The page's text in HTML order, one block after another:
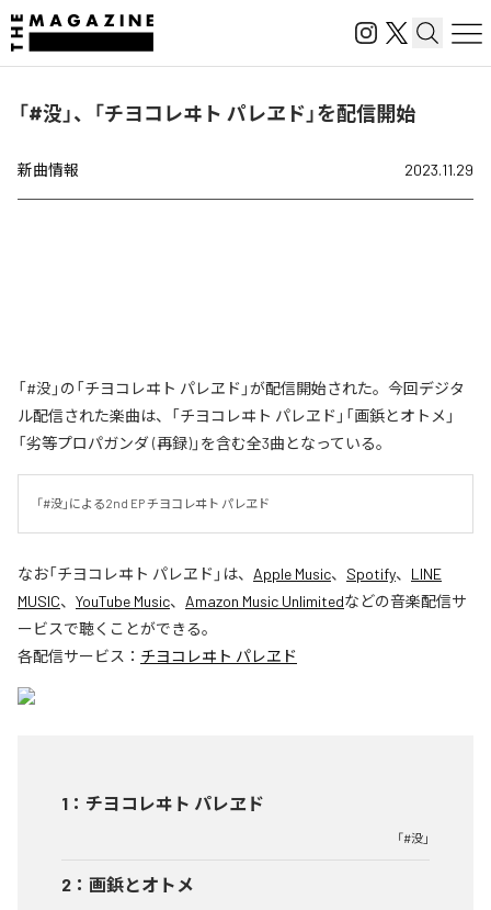
「#没」、「チヨコレヰト パレヱド」を配信開始
新曲情報 2023.11.29
「#没」の「チヨコレヰト パレヱド」が配信開始された。今回デジタ
ル配信された楽曲は、「チヨコレヰト パレヱド」「画鋲とオトメ」
「劣等プロパガンダ (再録)」を含む全3曲となっている。
「#没」による2nd EP チヨコレヰト パレヱド
なお「チヨコレヰト パレヱド 」は、 Apple Music、 Spotify、 LINE
MUSIC、 YouTube Music、 Amazon Music Unlimitedなどの音楽配信サ
ービスで聴くことができる。
各配信サービス： チヨコレヰト パレヱド
1 ： チヨコレヰト パレヱド
「#没」
2 ： 画鋲とオトメ